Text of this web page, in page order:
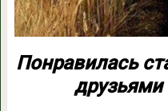
Понравилась
друзьями